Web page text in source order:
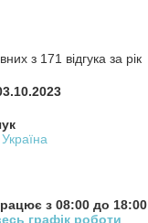
з 171 відгука за рік
з 08:00 до 18:00
графік роботи